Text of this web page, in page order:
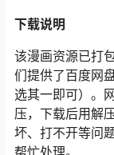
下载说明
该漫画资源已打
们提供了百度网
选其一即可）。
压，下载后用解
坏、打不开等问